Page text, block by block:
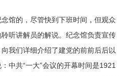
的，尽管快到下班时间，但观众
听讲解员的解说。纪念馆负责宣传
我们详细介绍了建党的前前后后以
中共“一大”会议的开幕时间是1921